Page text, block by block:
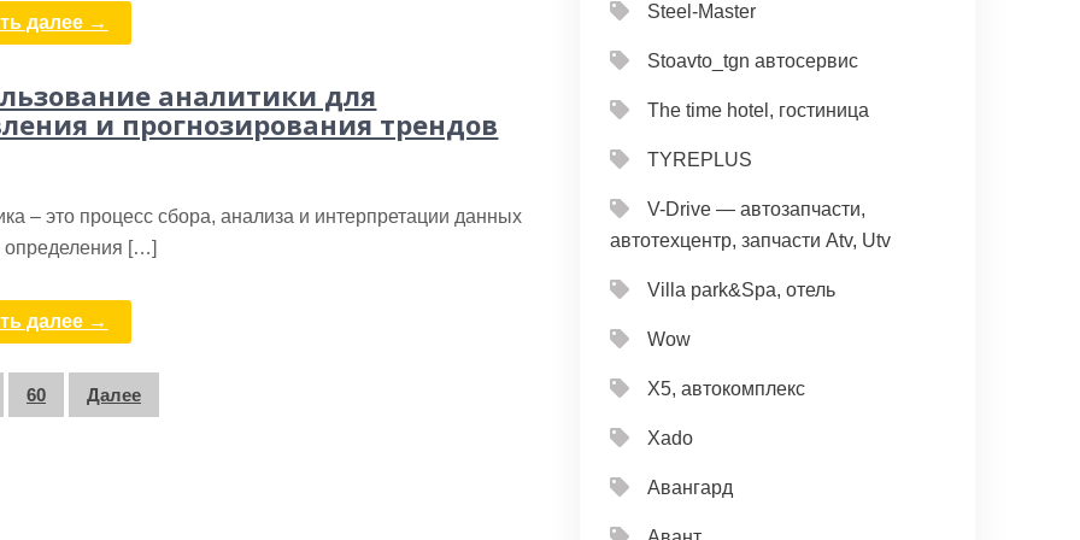
далее →
аналитики для
и прогнозирования трендов
– это процесс сбора, анализа и интерпретации данных
определения […]
далее →
60 Далее
Steel-Master
Stoavto_tgn автосервис
The time hotel, гостиница
TYREPLUS
V-Drive — автозапчасти,
автотехцентр, запчасти Atv, Utv
Villa park&Spa, отель
Wow
X5, автокомплекс
Xado
Авангард